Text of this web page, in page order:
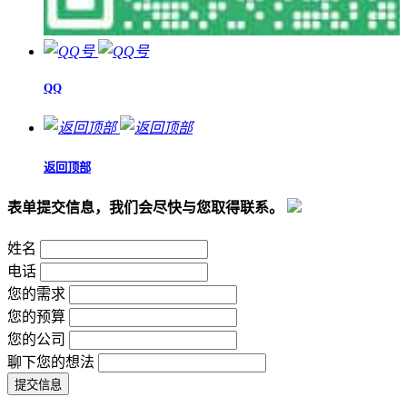
QQ
返回顶部
表单提交信息，我们会尽快与您取得联系。
姓名
电话
您的需求
您的预算
您的公司
聊下您的想法